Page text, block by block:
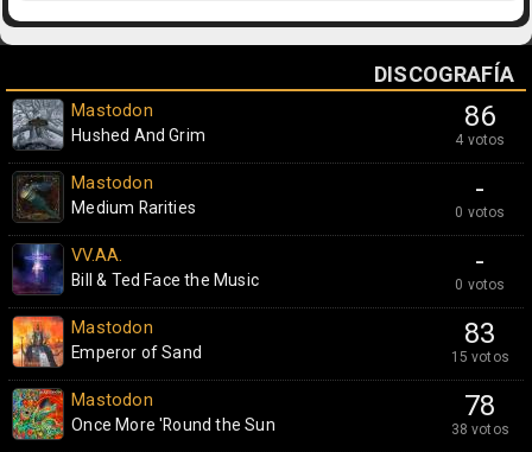
DISCOGRAFÍA
86
4 votos
Mastodon
Hushed And Grim
-
0 votos
Mastodon
Medium Rarities
-
0 votos
VV.AA.
Bill & Ted Face the Music
83
15 votos
Mastodon
Emperor of Sand
78
38 votos
Mastodon
Once More 'Round the Sun